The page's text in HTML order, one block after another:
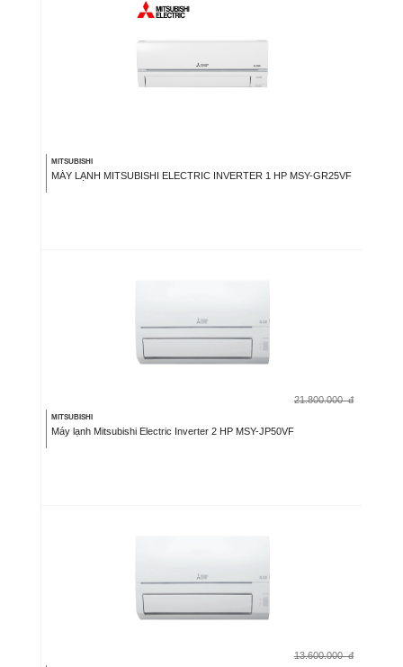
MITSUBISHI
MÁY LẠNH MITSUBISHI ELECTRIC INVERTER 1 HP MSY-GR25VF
21.800.000 đ
MITSUBISHI
Máy lạnh Mitsubishi Electric Inverter 2 HP MSY-JP50VF
13.600.000 đ